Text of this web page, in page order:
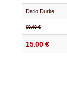
Dario Durbè
60.00 €
15.00 €